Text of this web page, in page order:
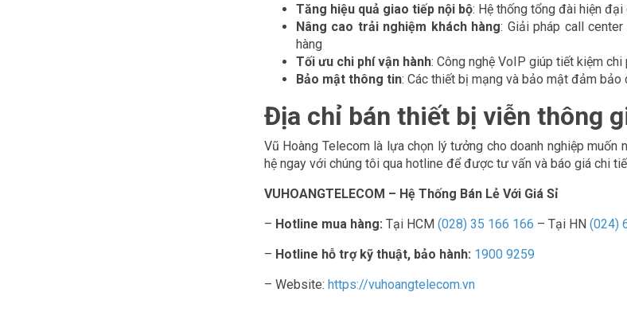
Tăng hiệu quả giao tiếp nội bộ: Hệ thống tổng đài hiện
Nâng cao trải nghiệm khách hàng: Giải pháp call
hàng
Tối ưu chi phí vận hành: Công nghệ VoIP giúp tiết kiệm
Bảo mật thông tin: Các thiết bị mạng và bảo mật đảm
Địa chỉ bán thiết bị viễn thông
Vũ Hoàng Telecom là lựa chọn lý tưởng cho doanh nghiệp
hệ ngay với chúng tôi qua hotline để được tư vấn và báo giá chi
VUHOANGTELECOM – Hệ Thống Bán Lẻ Với Giá Sỉ
– Hotline mua hàng: Tại HCM (028) 35 166 166 – Tại HN (024)
– Hotline hỗ trợ kỹ thuật, bảo hành: 1900 9259
– Website: https://vuhoangtelecom.vn